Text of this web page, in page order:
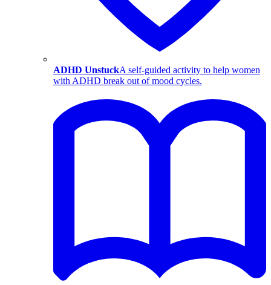
ADHD UnstuckA self-guided activity to help women
with ADHD break out of mood cycles.